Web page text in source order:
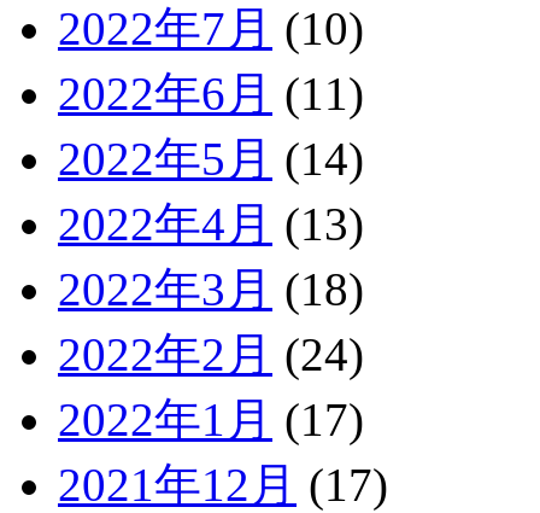
2022年7月 (10)
2022年6月 (11)
2022年5月 (14)
2022年4月 (13)
2022年3月 (18)
2022年2月 (24)
2022年1月 (17)
2021年12月 (17)